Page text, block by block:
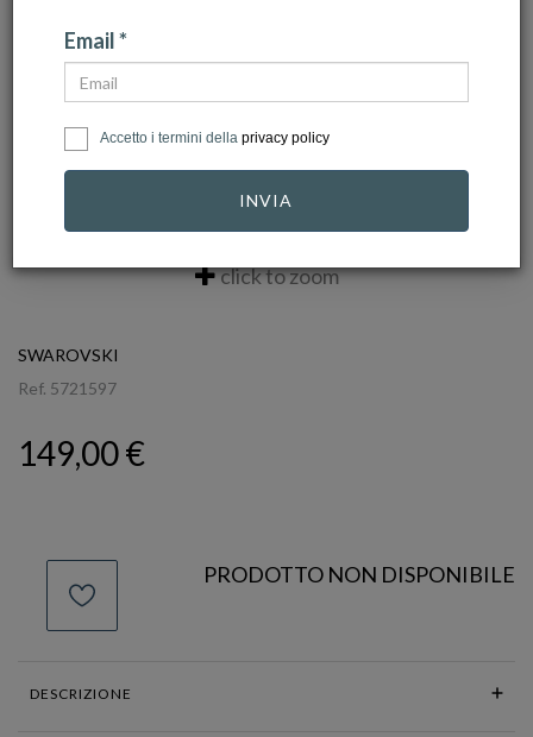
click to zoom
SWAROVSKI
Ref. 5721597
149,00 €
PRODOTTO NON DISPONIBILE
DESCRIZIONE
Email *
Accetto i termini della privacy policy
INVIA